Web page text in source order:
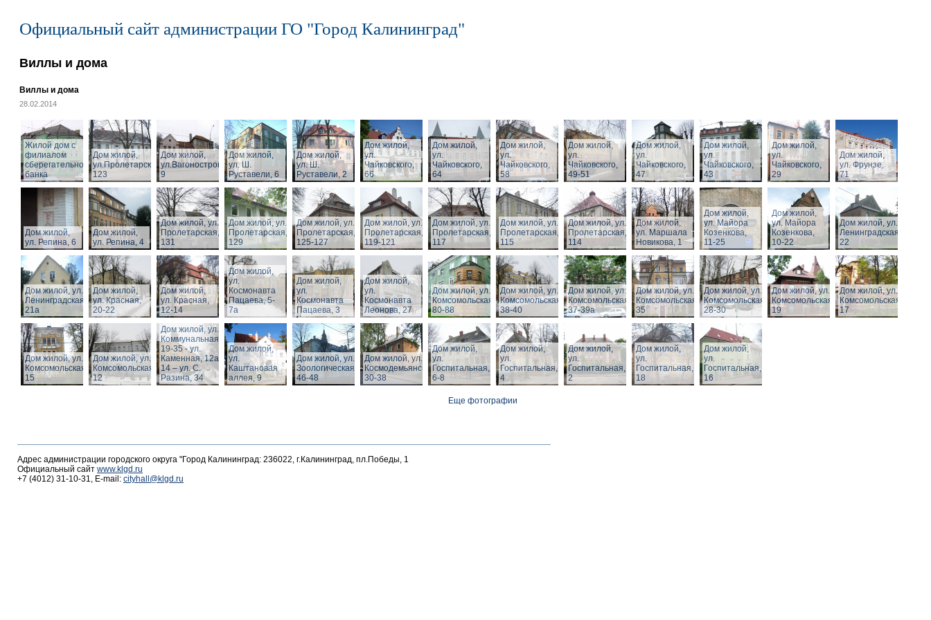
Официальный сайт администрации ГО "Город Калининград"
Виллы и дома
Виллы и дома
28.02.2014
Жилой дом с
филиалом
сберегательного
банка
Дом жилой,
ул.Пролетарская,
123
Дом жилой,
ул.Вагоностроительная,
9
Дом жилой,
ул. Ш.
Руставели, 6
Дом жилой,
ул. Ш.
Руставели, 2
Дом жилой,
ул.
Чайковского,
66
Дом жилой,
ул.
Чайковского,
64
Дом жилой,
ул.
Чайковского,
58
Дом жилой,
ул.
Чайковского,
49-51
Дом жилой,
ул.
Чайковского,
47
Дом жилой,
ул.
Чайковского,
43
Дом жилой,
ул.
Чайковского,
29
Дом жилой,
ул. Фрунзе,
71
Дом жилой,
ул. Репина, 6
Дом жилой,
ул. Репина, 4
Дом жилой, ул.
Пролетарская,
131
Дом жилой, ул.
Пролетарская,
129
Дом жилой, ул.
Пролетарская,
125-127
Дом жилой, ул.
Пролетарская,
119-121
Дом жилой, ул.
Пролетарская,
117
Дом жилой, ул.
Пролетарская,
115
Дом жилой, ул.
Пролетарская,
114
Дом жилой,
ул. Маршала
Новикова, 1
Дом жилой,
ул. Майора
Козенкова,
11-25
Дом жилой,
ул. Майора
Козенкова,
10-22
Дом жилой, ул.
Ленинградская,
22
Дом жилой, ул.
Ленинградская,
21а
Дом жилой,
ул. Красная,
20-22
Дом жилой,
ул. Красная,
12-14
Дом жилой,
ул.
Космонавта
Пацаева, 5-
7а
Дом жилой,
ул.
Космонавта
Пацаева, 3
Дом жилой,
ул.
Космонавта
Леонова, 27
Дом жилой, ул.
Комсомольская,
80-88
Дом жилой, ул.
Комсомольская,
38-40
Дом жилой, ул.
Комсомольская,
37-39а
Дом жилой, ул.
Комсомольская,
35
Дом жилой, ул.
Комсомольская,
28-30
Дом жилой, ул.
Комсомольская,
19
Дом жилой, ул.
Комсомольская,
17
Дом жилой, ул.
Комсомольская,
15
Дом жилой, ул.
Комсомольская,
12
Дом жилой, ул.
Коммунальная,
19-35 - ул.
Каменная, 12а,
14 – ул. С.
Разина, 34
Дом жилой,
ул.
Каштановая
аллея, 9
Дом жилой, ул.
Зоологическая,
46-48
Дом жилой, ул. З.
Космодемьянской
30-38
Дом жилой,
ул.
Госпитальная,
6-8
Дом жилой,
ул.
Госпитальная,
4
Дом жилой,
ул.
Госпитальная,
2
Дом жилой,
ул.
Госпитальная,
18
Дом жилой,
ул.
Госпитальная,
16
Еще фотографии
Адрес администрации городского округа "Город Калининград: 236022, г.Калининград, пл.Победы, 1
Официальный сайт www.klgd.ru
+7 (4012) 31-10-31, E-mail: cityhall@klgd.ru